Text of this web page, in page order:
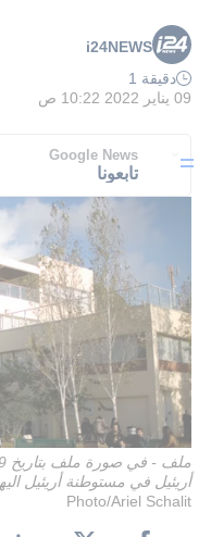
i24NEWS
دقيقة 1
09 يناير 2022 10:22 ص
Google News
تابعونا
أريئيل في مستوطنة أريئيل
Photo/Ariel Schalit